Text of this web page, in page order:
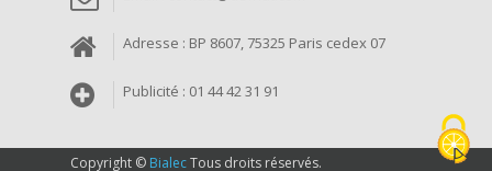
Adresse : BP 8607, 75325 Paris cedex 07
Publicité : 01 44 42 31 91
Copyright © BialecTous droits réservés.